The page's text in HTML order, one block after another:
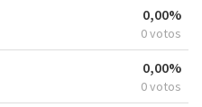
0,00%
0 votos
0,00%
0 votos